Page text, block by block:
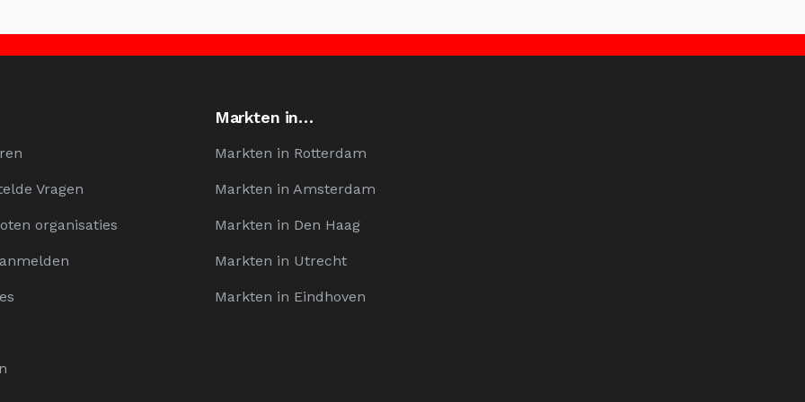
Vragen
organisaties
Markten in…
Markten in Rotterdam
Markten in Amsterdam
Markten in Den Haag
Markten in Utrecht
Markten in Eindhoven